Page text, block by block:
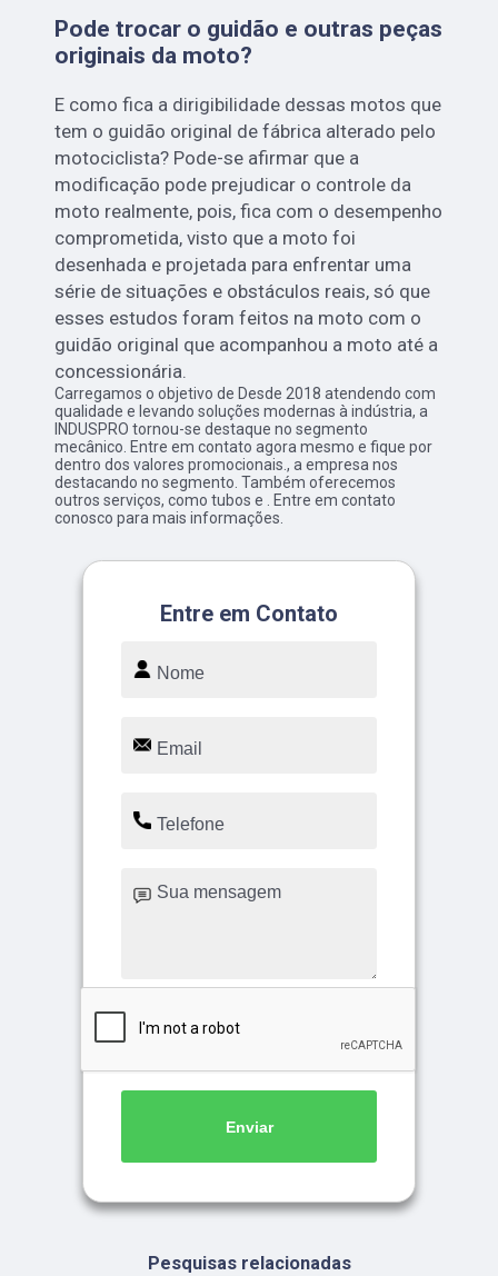
Pode trocar o guidão e outras peças
originais da moto?
E como fica a dirigibilidade dessas motos que
tem o guidão original de fábrica alterado pelo
motociclista? Pode-se afirmar que a
modificação pode prejudicar o controle da
moto realmente, pois, fica com o desempenho
comprometida, visto que a moto foi
desenhada e projetada para enfrentar uma
série de situações e obstáculos reais, só que
esses estudos foram feitos na moto com o
guidão original que acompanhou a moto até a
concessionária.
Carregamos o objetivo de Desde 2018 atendendo com
qualidade e levando soluções modernas à indústria, a
INDUSPRO tornou-se destaque no segmento
mecânico. Entre em contato agora mesmo e fique por
dentro dos valores promocionais., a empresa nos
destacando no segmento. Também oferecemos
outros serviços, como tubos e . Entre em contato
conosco para mais informações.
Entre em Contato
Enviar
Pesquisas relacionadas